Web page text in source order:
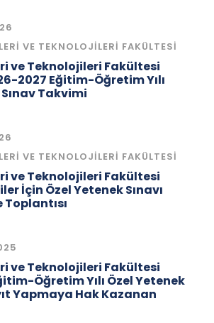
VE TEKNOLOJILERI FAKÜLTESI
ve Teknolojileri Fakültesi
2027 Eğitim-Öğretim Yılı
Takvimi
VE TEKNOLOJILERI FAKÜLTESI
ve Teknolojileri Fakültesi
İçin Özel Yetenek Sınavı
ve Teknolojileri Fakültesi
Öğretim Yılı Özel Yetenek
Yapmaya Hak Kazanan